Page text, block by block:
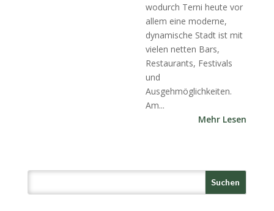
wodurch Terni heute vor
allem eine moderne,
dynamische Stadt ist mit
vielen netten Bars,
Restaurants, Festivals
und
Ausgehmöglichkeiten.
Am...
Mehr Lesen